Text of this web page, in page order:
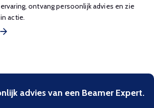
ontvang persoonlijk advies en zie
actie.
advies van een Beamer Expert.